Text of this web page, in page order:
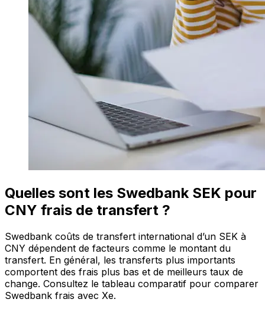
Quelles sont les Swedbank SEK pour
CNY frais de transfert ?
Swedbank coûts de transfert international d’un SEK à
CNY dépendent de facteurs comme le montant du
transfert. En général, les transferts plus importants
comportent des frais plus bas et de meilleurs taux de
change. Consultez le tableau comparatif pour comparer
Swedbank frais avec Xe.